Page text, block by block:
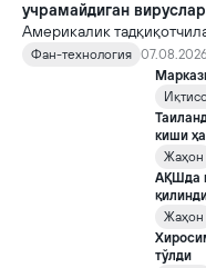
учрамайдиган
Америкалик
16 та вирус яратди. Бу
билан бирга, ундан
хавотирларни ҳам
Фан-технология
киши
Жаҳон
АҚШда
Жаҳон
тўлди